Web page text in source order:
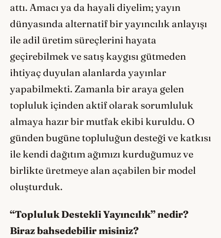
attı. Amacı ya da hayali diyelim; yayın
dünyasında alternatif bir yayıncılık anlayışı
ile adil üretim süreçlerini hayata
geçirebilmek ve satış kaygısı gütmeden
ihtiyaç duyulan alanlarda yayınlar
yapabilmekti. Zamanla bir araya gelen
topluluk içinden aktif olarak sorumluluk
almaya hazır bir mutfak ekibi kuruldu. O
günden bugüne topluluğun desteği ve katkısı
ile kendi dağıtım ağımızı kurduğumuz ve
birlikte üretmeye alan açabilen bir model
oluşturduk.
“Topluluk Destekli Yayıncılık” nedir?
Biraz bahsedebilir misiniz?